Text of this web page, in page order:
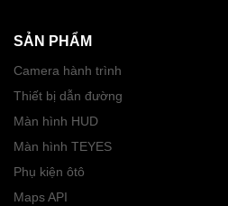
SẢN PHẨM
Camera hành trình
Thiết bị dẫn đường
Màn hình HUD
Màn hình TEYES
Phụ kiện ôtô
Maps API